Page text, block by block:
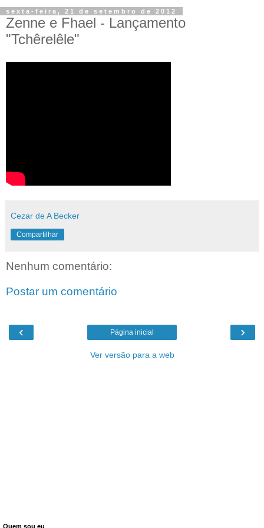
sexta-feira, 21 de setembro de 2012
Zenne e Fhael - Lançamento
"Tchêrelêle"
Cezar de A Becker
Compartilhar
Nenhum comentário:
Postar um comentário
‹ ›
Página inicial
Ver versão para a web
Quem sou eu